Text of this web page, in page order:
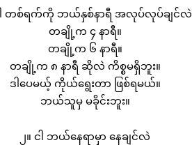
ါ တစ်ရက်ကို ဘယ်နှစ်နာရီ အလုပ်လုပ်ချင်လဲ
တချို့က ၄ နာရီ။
တချို့က ၆ နာရီ။
တချို့က ၈ နာရီ ဆိုလဲ ကိစ္စမရှိဘူး။
ဒါပေမယ့် ကိုယ်ရွေးတာ ဖြစ်ရမယ်။
ဘယ်သူမှ မခိုင်းဘူး။
၂။ ငါ ဘယ်နေရာမှာ နေချင်လဲ